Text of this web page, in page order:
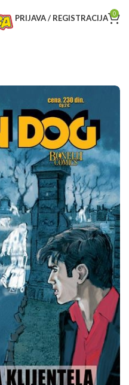
PRIJAVA / REGISTRACIJA 0